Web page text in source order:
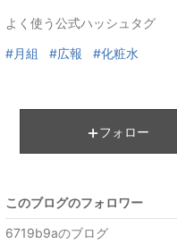
よく使う公式ハッシュタグ
#月組 #広報 #化粧水
フォロー
このブログのフォロワー
6719b9aのブログ